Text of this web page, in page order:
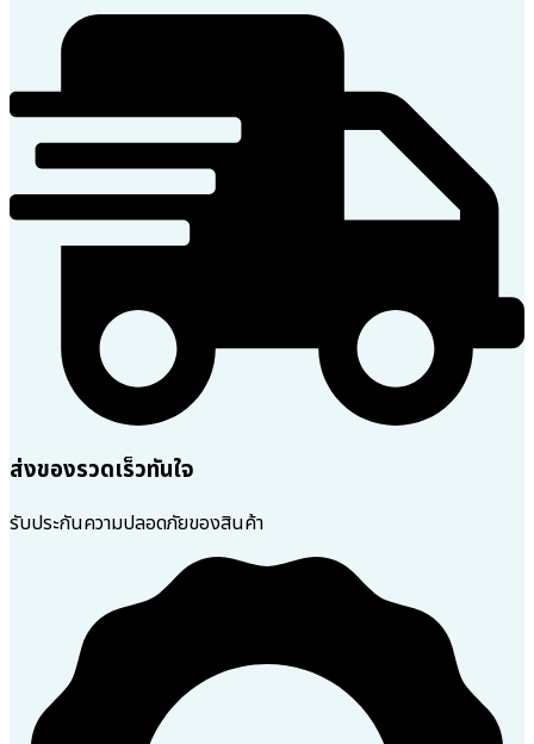
ส่งของรวดเร็วทันใจ
รับประกันความปลอดภัยของสินค้า